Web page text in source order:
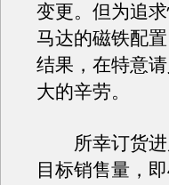
变更。但为追
马达的磁铁配
结果，在特意
大的辛劳。
所幸订货进
目标销售量，